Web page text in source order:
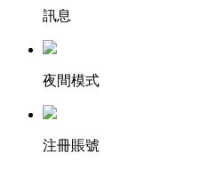
訊息
夜間模式
注冊賬號